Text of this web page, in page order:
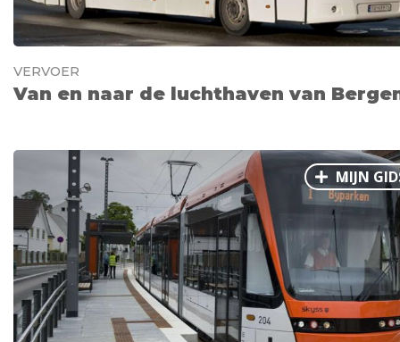
VERVOER
Van en naar de luchthaven van
MIJN